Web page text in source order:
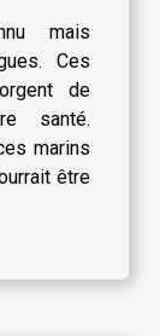
mais
Ces
de
santé.
marins
être